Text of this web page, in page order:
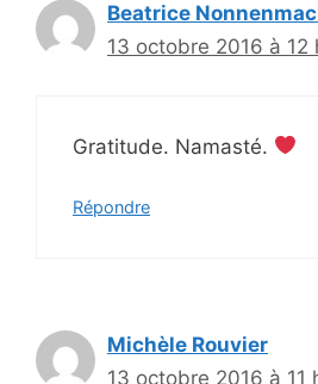
Beatrice
13 octobre 2016 à 12
Gratitude. Namasté.
Répondre
Michèle Rouvier
13 octobre 2016 à 11